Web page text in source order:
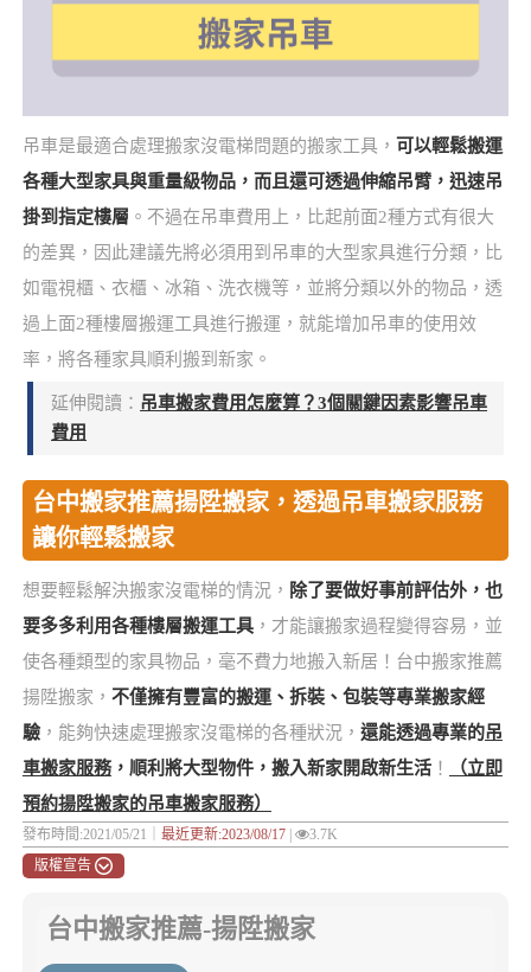
吊車是最適合處理搬家沒電梯問題的搬家工具， 可以輕鬆搬運
各種大型家具與重量級物品，而且還可透過伸縮吊臂，迅速吊
掛到指定樓層 。不過在吊車費用上，比起前面2種方式有很大
的差異，因此建議先將必須用到吊車的大型家具進行分類，比
如電視櫃、衣櫃、冰箱、洗衣機等，並將分類以外的物品，透
過上面2種樓層搬運工具進行搬運，就能增加吊車的使用效
率，將各種家具順利搬到新家。
延伸閱讀： 吊車搬家費用怎麼算？3個關鍵因素影響吊車
費用
台中搬家推薦揚陞搬家，透過吊車搬家服務
讓你輕鬆搬家
想要輕鬆解決搬家沒電梯的情況， 除了要做好事前評估外，也
要多多利用各種樓層搬運工具，才能讓搬家過程變得容易，並
使各種類型的家具物品，毫不費力地搬入新居！台中搬家推薦
揚陞搬家， 不僅擁有豐富的搬運、拆裝、包裝等專業搬家經
驗，能夠快速處理搬家沒電梯的各種狀況， 還能透過專業的吊
車搬家服務，順利將大型物件，搬入新家開啟新生活！
（立即
預約揚陞搬家的吊車搬家服務）
發布時間:2021/05/21｜ 最近更新:2023/08/17|
3.7K
版權宣告
台中搬家推薦-揚陞搬家